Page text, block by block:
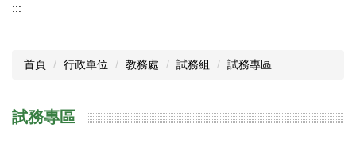
:::
首頁 行政單位 教務處 試務組 試務專區
試務專區